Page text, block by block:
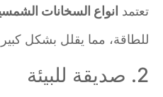
تعتمدانواع السخانات الشمسية
للطاقة، مما يقلل بشكل كبير